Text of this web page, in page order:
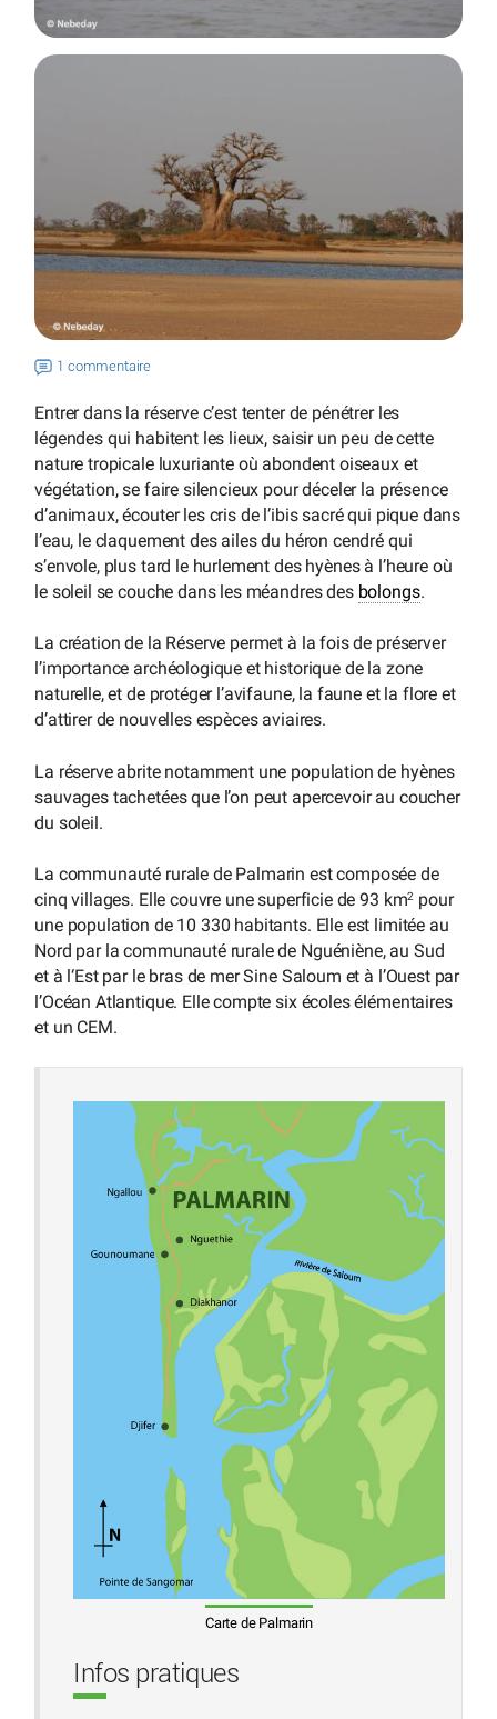
1 commentaire
Entrer dans la réserve c’est tenter de pénétrer les
légendes qui habitent les lieux, saisir un peu de cette
nature tropicale luxuriante où abondent oiseaux et
végétation, se faire silencieux pour déceler la présence
d’animaux, écouter les cris de l’ibis sacré qui pique dans
l’eau, le claquement des ailes du héron cendré qui
s’envole, plus tard le hurlement des hyènes à l’heure où
le soleil se couche dans les méandres des bolongs.
La création de la Réserve permet à la fois de préserver
l’importance archéologique et historique de la zone
naturelle, et de protéger l’avifaune, la faune et la flore et
d’attirer de nouvelles espèces aviaires.
La réserve abrite notamment une population de hyènes
sauvages tachetées que l’on peut apercevoir au coucher
du soleil.
La communauté rurale de Palmarin est composée de
cinq villages. Elle couvre une superficie de 93 km2 pour
une population de 10 330 habitants. Elle est limitée au
Nord par la communauté rurale de Nguéniène, au Sud
et à l‘Est par le bras de mer Sine Saloum et à l’Ouest par
l’Océan Atlantique. Elle compte six écoles élémentaires
et un CEM.
Carte de Palmarin
Infos pratiques